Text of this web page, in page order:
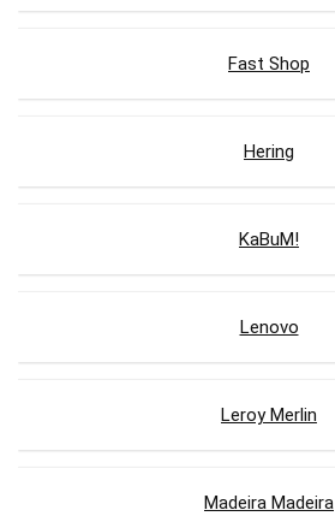
Fast Shop
Hering
KaBuM!
Lenovo
Leroy Merlin
Madeira Madeira